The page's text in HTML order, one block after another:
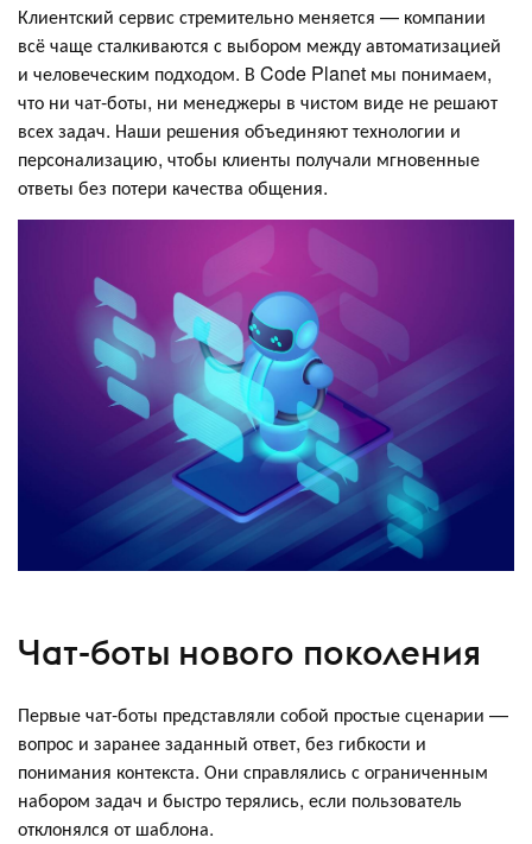
Клиентский сервис стремительно меняется — компании
всё чаще сталкиваются с выбором между автоматизацией
и человеческим подходом. В Code Planet мы понимаем,
что ни чат-боты, ни менеджеры в чистом виде не решают
всех задач. Наши решения объединяют технологии и
персонализацию, чтобы клиенты получали мгновенные
ответы без потери качества общения.
Чат-боты нового поколения
Первые чат-боты представляли собой простые сценарии —
вопрос и заранее заданный ответ, без гибкости и
понимания контекста. Они справлялись с ограниченным
набором задач и быстро терялись, если пользователь
отклонялся от шаблона.